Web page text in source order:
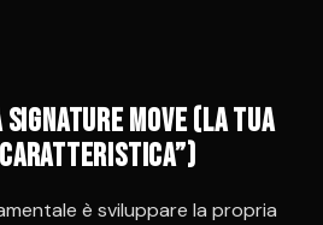
Move (la tua
caratteristica”)
è sviluppare la propria